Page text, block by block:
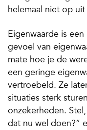
helemaal niet op
Eigenwaarde is
gevoel van
mate hoe je de
een geringe
vertroebeld. Ze
situaties sterk
onzekerheden.
dat nu wel doen?”